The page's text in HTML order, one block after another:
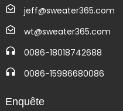
jeff@sweater365.com
wt@sweater365.com
0086-18018742688
0086-15986680086
Enquête